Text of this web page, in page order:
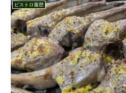
ビストロ履歴